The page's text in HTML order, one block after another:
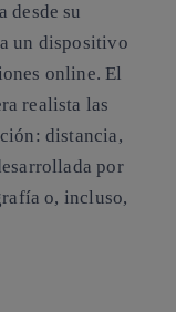
desde su
un dispositivo
online. El
realista las
distancia,
por
o, incluso,